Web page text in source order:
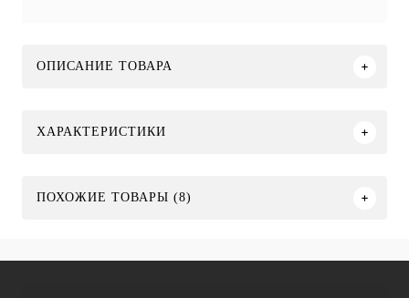
ОПИСАНИЕ ТОВАРА
ХАРАКТЕРИСТИКИ
ПОХОЖИЕ ТОВАРЫ (8)